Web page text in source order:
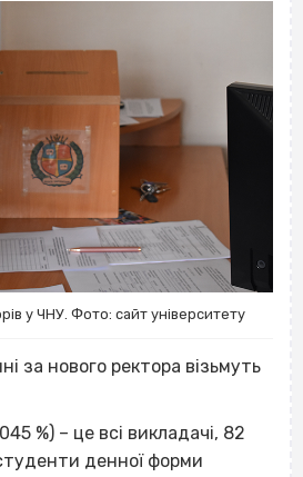
у ЧНУ. Фото: сайт університету
за нового ректора візьмуть
%) – це всі викладачі, 82
денної форми